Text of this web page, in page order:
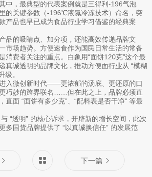
中，最典型的代表案例就是三得利-196气泡
的关键参数（-196℃液氮冷冻技术）命名，突
产品也早已成为食品行业学习借鉴的经典案
品的吸睛点、加分项，还能高效传递品牌文
市场趋势。方便速食作为国民日常生活的常备
消费者关注的重点。白象用“面饼120克”这个最
真诚透明的品牌文化，推动方便面行业从 “模糊
级。
入微创新时代——更浓郁的汤底、更还原的口
巧妙的跨界联名……但在此之上，品牌必须直
直面 “面饼有多少克”、“配料表是否干净” 等最
“透明” 的核心诉求，开辟新的增长空间，此次
多国货品牌提供了 “以真诚换信任” 的发展范
下一篇